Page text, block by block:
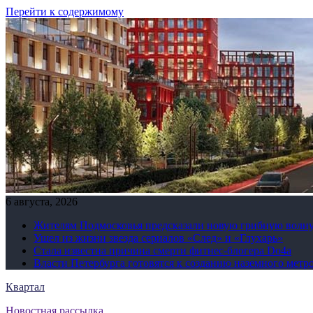
Перейти к содержимому
6 августа, 2026
Жителям Подмосковья предсказали новую грибную
Ушел из жизни звезда сериалов «След» и «Глухарь»
Стала известна причина смерти фитнес-блогера Do4а
Власти Петербурга готовятся к созданию наземного
Квартал
Новостная рассылка